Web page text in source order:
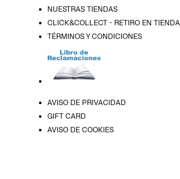
NUESTRAS TIENDAS
CLICK&COLLECT - RETIRO EN TIENDA
TÉRMINOS Y CONDICIONES
AVISO DE PRIVACIDAD
GIFT CARD
AVISO DE COOKIES